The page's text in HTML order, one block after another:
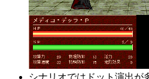
シナリオではドット演出が